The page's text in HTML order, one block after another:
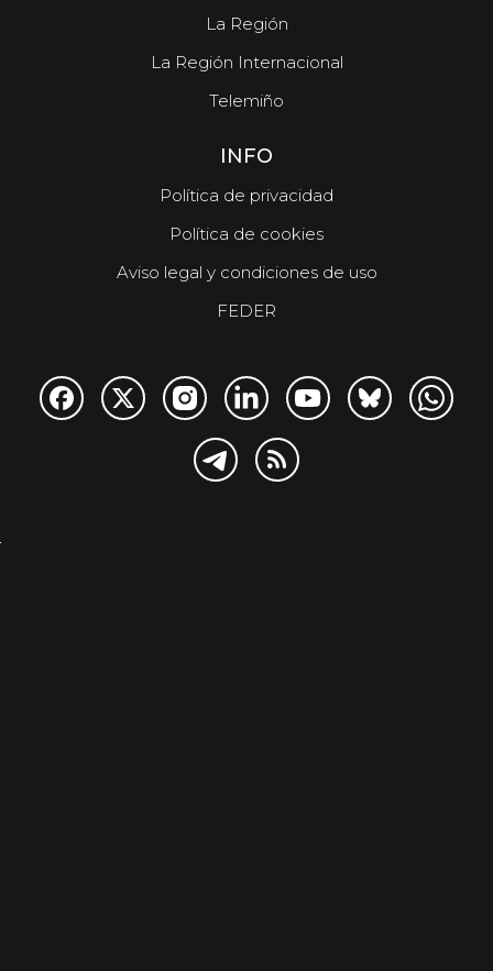
La Región
La Región Internacional
Telemiño
INFO
Política de privacidad
Política de cookies
Aviso legal y condiciones de uso
FEDER